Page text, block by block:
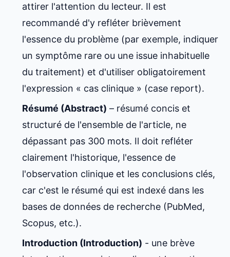
attirer l'attention du lecteur. Il est
recommandé d'y refléter brièvement
l'essence du problème (par exemple, indiquer
un symptôme rare ou une issue inhabituelle
du traitement) et d'utiliser obligatoirement
l'expression « cas clinique » (case report).
Résumé (Abstract) – résumé concis et
structuré de l'ensemble de l'article, ne
dépassant pas 300 mots. Il doit refléter
clairement l'historique, l'essence de
l'observation clinique et les conclusions clés,
car c'est le résumé qui est indexé dans les
bases de données de recherche (PubMed,
Scopus, etc.).
Introduction (Introduction) - une brève